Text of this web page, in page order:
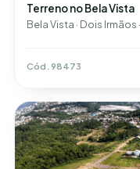
Terreno no Bela Vista
Bela Vista · Dois Irmãos
Cód. 98473